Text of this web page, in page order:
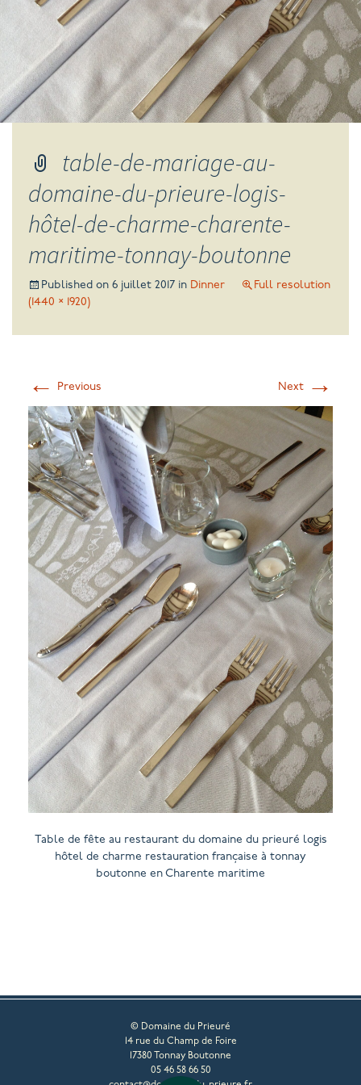
table-de-mariage-au-
domaine-du-prieure-logis-
hôtel-de-charme-charente-
maritime-tonnay-boutonne
Published on 6 juillet 2017 in Dinner
Full resolution
(1440 × 1920)
← Previous Next →
Table de fête au restaurant du domaine du prieuré logis
hôtel de charme restauration française à tonnay
boutonne en Charente maritime
© Domaine du Prieuré
14 rue du Champ de Foire
17380 Tonnay Boutonne
05 46 58 66 50